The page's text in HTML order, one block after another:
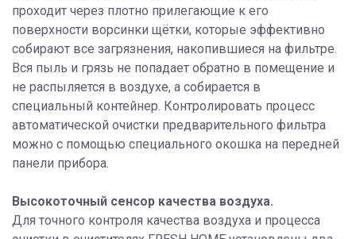
проходит через плотно прилегающие к его
поверхности ворсинки щётки, которые эффективно
собирают все загрязнения, накопившиеся на фильтре.
Вся пыль и грязь не попадает обратно в помещение и
не распыляется в воздухе, а собирается в
специальный контейнер. Контролировать процесс
автоматической очистки предварительного фильтра
можно с помощью специального окошка на передней
панели прибора.
Высокоточный сенсор качества воздуха.
Для точного контроля качества воздуха и процесса